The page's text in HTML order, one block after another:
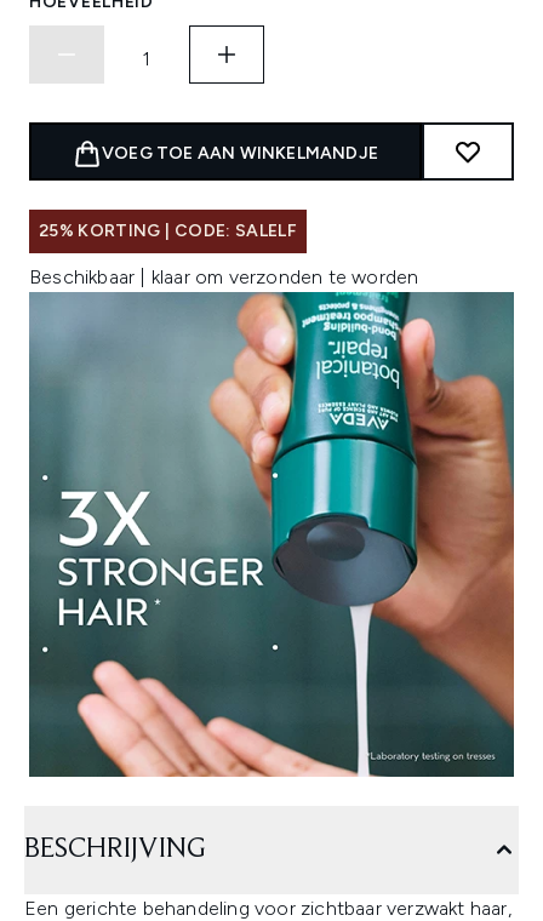
VOEG TOE AAN WINKELMANDJE
25% KORTING | CODE: SALELF
Beschikbaar | klaar om verzonden te worden
BESCHRIJVING
Een gerichte behandeling voor zichtbaar verzwakt haar,